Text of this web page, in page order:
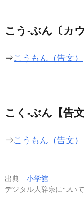
こう‐ぶん〔カ
⇒こうもん（告文）
こく‐ぶん【告文
⇒こうもん（告文）
出典 小学館
デジタル大辞泉につ